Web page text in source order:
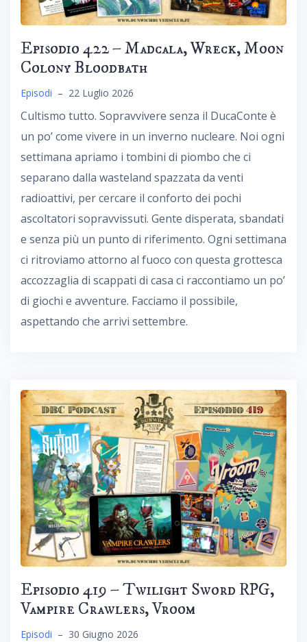
Episodio 422 – Madcala, Wreck, Moon
Colony Bloodbath
Episodi – 22 Luglio 2026
Cultismo tutto. Sopravvivere senza il DucaConte è
un po’ come vivere in un inverno nucleare. Noi ogni
settimana apriamo i tombini di piombo che ci
separano dalla wasteland spazzata da venti
radioattivi, per cercare il conforto dei pochi
ascoltatori sopravvissuti. Gente disperata, sbandati
e senza più un punto di riferimento. Ogni settimana
ci ritroviamo attorno al fuoco con questa grottesca
accozzaglia di scappati di casa ci raccontiamo un po’
di giochi e avventure. Facciamo il possibile,
aspettando che arrivi settembre.
Episodio 419 – Twilight Sword RPG,
Vampire Crawlers, Vroom
Episodi – 30 Giugno 2026